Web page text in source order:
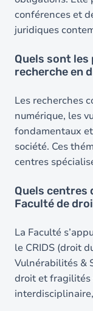
conférences et
juridiques
Quels sont
recherche en
Les recherches
numérique, les
fondamentaux
société. Ces
centres
Quels centres
Faculté de
La Faculté
le CRIDS (droit
Vulnérabilités &
droit et fragilités